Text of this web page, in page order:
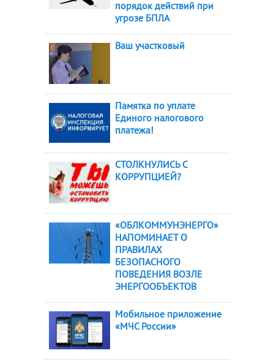
порядок действий при
угрозе БПЛА
Ваш участковый
Памятка по уплате
Единого налогового
платежа!
СТОЛКНУЛИСЬ С
КОРРУПЦИЕЙ?
«ОБЛКОММУНЭНЕРГО»
НАПОМИНАЕТ О
ПРАВИЛАХ
БЕЗОПАСНОГО
ПОВЕДЕНИЯ ВОЗЛЕ
ЭНЕРГООБЪЕКТОВ
Мобильное приложение
«МЧС России»